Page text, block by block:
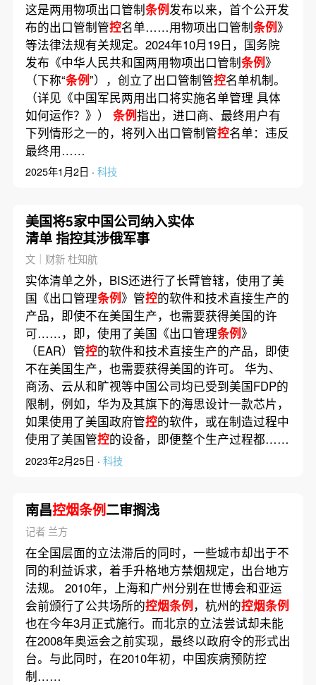
这是两用物项出口管制条例发布以来，首个公开发
布的出口管制管控名单……用物项出口管制条例》
等法律法规有关规定。2024年10月19日，国务院
发布《中华人民共和国两用物项出口管制条例》
（下称“条例”），创立了出口管制管控名单机制。
（详见《中国军民两用出口将实施名单管理 具体
如何运作？》） 条例指出，进口商、最终用户有
下列情形之一的，将列入出口管制管控名单：违反
最终用……
2025年1月2日 · 科技
美国将5家中国公司纳入实体
清单 指控其涉俄军事
文｜财新 杜知航
实体清单之外，BIS还进行了长臂管辖，使用了美
国《出口管理条例》管控的软件和技术直接生产的
产品，即使不在美国生产，也需要获得美国的许
可……，即，使用了美国《出口管理条例》
（EAR）管控的软件和技术直接生产的产品，即使
不在美国生产，也需要获得美国的许可。 华为、
商汤、云从和旷视等中国公司均已受到美国FDP的
限制，例如，华为及其旗下的海思设计一款芯片，
如果使用了美国政府管控的软件，或在制造过程中
使用了美国管控的设备，即便整个生产过程都……
2023年2月25日 · 科技
南昌控烟条例二审搁浅
记者 兰方
在全国层面的立法滞后的同时，一些城市却出于不
同的利益诉求，着手升格地方禁烟规定，出台地方
法规。 2010年，上海和广州分别在世博会和亚运
会前颁行了公共场所的控烟条例，杭州的控烟条例
也在今年3月正式施行。而北京的立法尝试却未能
在2008年奥运会之前实现，最终以政府令的形式出
台。与此同时，在2010年初，中国疾病预防控
制……